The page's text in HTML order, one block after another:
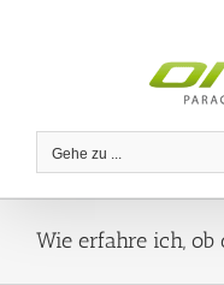
Gehe zu ...
Wie erfahre ich, ob